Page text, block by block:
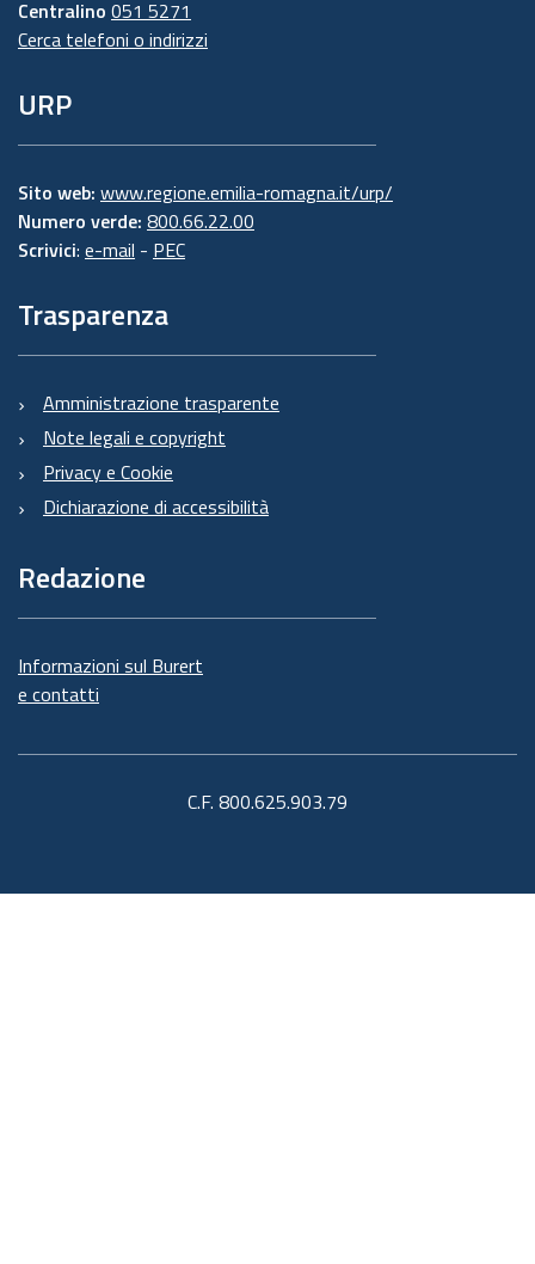
Centralino 051 5271
Cerca telefoni o indirizzi
URP
Sito web: www.regione.emilia-romagna.it/urp/
Numero verde: 800.66.22.00
Scrivici: e-mail - PEC
Trasparenza
Amministrazione trasparente
Note legali e copyright
Privacy e Cookie
Dichiarazione di accessibilità
Redazione
Informazioni sul Burert
e contatti
C.F. 800.625.903.79